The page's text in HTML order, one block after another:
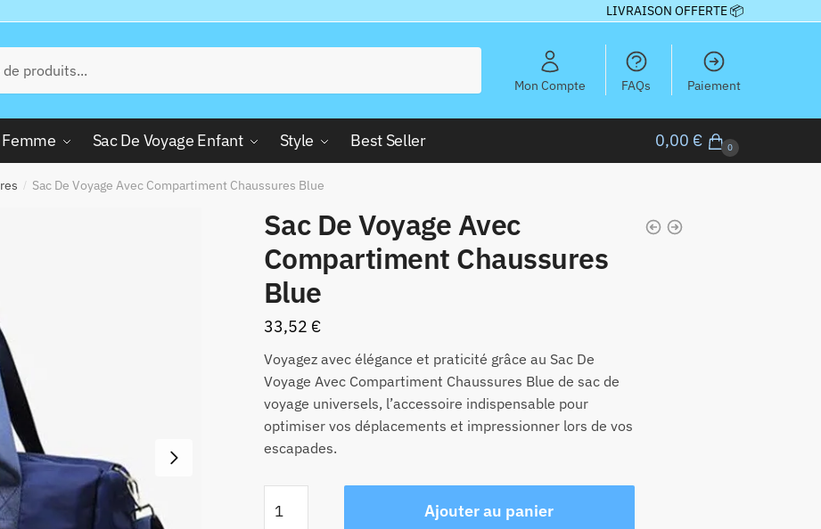
LIVRAISON OFFERTE 📦
Mon Compte FAQs Paiement
Femme Sac De Voyage Enfant Style Best Seller 0,00 € 0
/ Sac De Voyage Avec Compartiment Chaussures Blue
Sac De Voyage Avec
Compartiment Chaussures
Blue
33,52 €
Voyagez avec élégance et praticité grâce au Sac De
Voyage Avec Compartiment Chaussures Blue de sac de
voyage universels, l’accessoire indispensable pour
optimiser vos déplacements et impressionner lors de vos
escapades.
de
Ajouter au panier